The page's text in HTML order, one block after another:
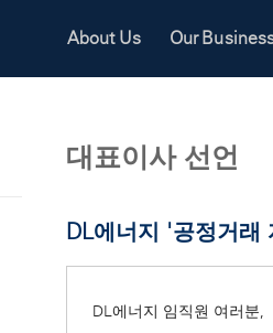
About Us Our
대표이사 선언
DL에너지 '공정거래
DL에너지 임직원 여러분,